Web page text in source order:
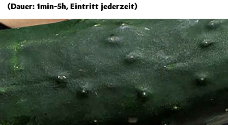
(Dauer: 1min-5h, Eintritt jederzeit)